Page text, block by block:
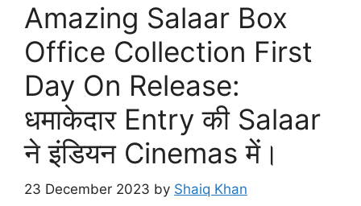
Amazing Salaar Box
Office Collection First
Day On Release:
धमाकेदार Entry की Salaar
ने इंडियन Cinemas में।
23 December 2023 by Shaiq Khan